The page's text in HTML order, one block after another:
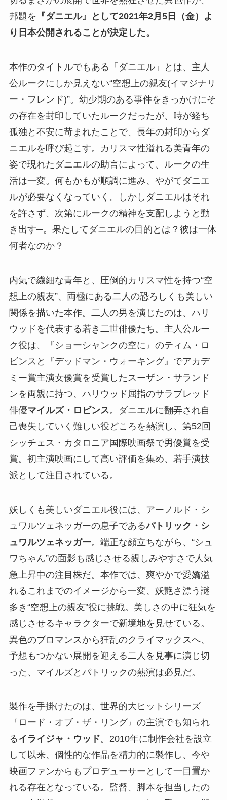
邦題を 『ダニエル』として2021年2月5日（金）よ
り日本公開されることが決定した。
本作のタイトルでもある「ダニエル」とは、主人
公ルークにしか見えない“空想上の親友(イマジナリ
ー・フレンド)”。幼少期のある事件をきっかけにそ
の存在を封印していたルークだったが、時が経ち
孤独と不安に苛まれたことで、長年の封印からダ
ニエルを呼び起こす。カリスマ性溢れる美青年の
姿で現れたダニエルの助言によって、ルークの生
活は一変。何もかもが順調に進み、やがてダニエ
ルが必要なくなっていく。しかしダニエルはそれ
を許さず、次第にルークの精神を支配しようと動
き出す─。果たしてダニエルの目的とは？彼は一体
何者なのか？
内気で繊細な青年と、圧倒的カリスマ性を持つ“空
想上の親友”、両極にある二人の恐ろしくも美しい
関係を描いた本作。二人の男を演じたのは、ハリ
ウッドを代表する若き二世俳優たち。主人公ルー
ク役は、『ショーシャンクの空に』のティム・ロ
ビンスと『デッドマン・ウォーキング』でアカデ
ミー賞主演女優賞を受賞したスーザン・サランド
ンを両親に持つ、ハリウッド屈指のサラブレッド
俳優マイルズ・ロビンス。ダニエルに翻弄され自
己喪失していく難しい役どころを熱演し、第52回
シッチェス・カタロニア国際映画祭で男優賞を受
賞。初主演映画にして高い評価を集め、若手演技
派として注目されている。
妖しくも美しいダニエル役には、アーノルド・シ
ュワルツェネッガーの息子であるパトリック・シ
ュワルツェネッガー。端正な顔立ちながら、“シュ
ワちゃん”の面影も感じさせる親しみやすさで人気
急上昇中の注目株だ。本作では、爽やかで愛嬌溢
れるこれまでのイメージから一変、妖艶さ漂う謎
多き“空想上の親友”役に挑戦。美しさの中に狂気を
感じさせるキャラクターで新境地を見せている。
異色のブロマンスから狂乱のクライマックスへ、
予想もつかない展開を迎える二人を見事に演じ切
った、マイルズとパトリックの熱演は必見だ。
製作を手掛けたのは、世界的大ヒットシリーズ
『ロード・オブ・ザ・リング』の主演でも知られ
るイライジャ・ウッド。2010年に制作会社を設立
して以来、個性的な作品を精力的に製作し、今や
映画ファンからもプロデューサーとして一目置か
れる存在となっている。監督、脚本を担当したの